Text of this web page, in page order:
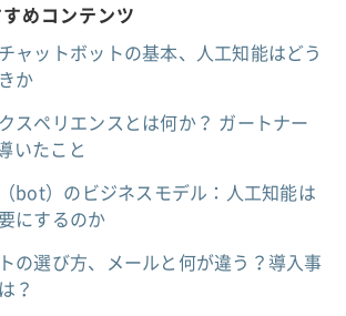
めコンテンツ
ャットボットの基本、人工知能はどう
か
スペリエンスとは何か？ ガートナー
いたこと
bot）のビジネスモデル：人工知能は
にするのか
の選び方、メールと何が違う？導入事
？